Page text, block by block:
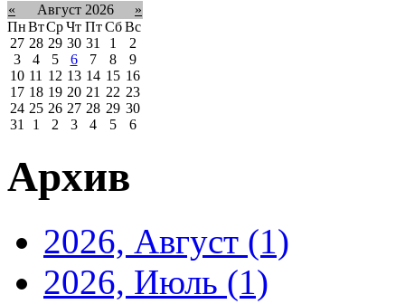
« Август 2026
»
ПнВтСрЧт Пт Сб Вс
27 28 29 30 31 1
2
3
4 5 6 7 8
9
10 11 12 13 14 15 16
17 18 19 20 21 22 23
24 25 26 27 28 29 30
31
1 2 3 4 5 6
Архив
2026, Август (1)
2026, Июль (1)